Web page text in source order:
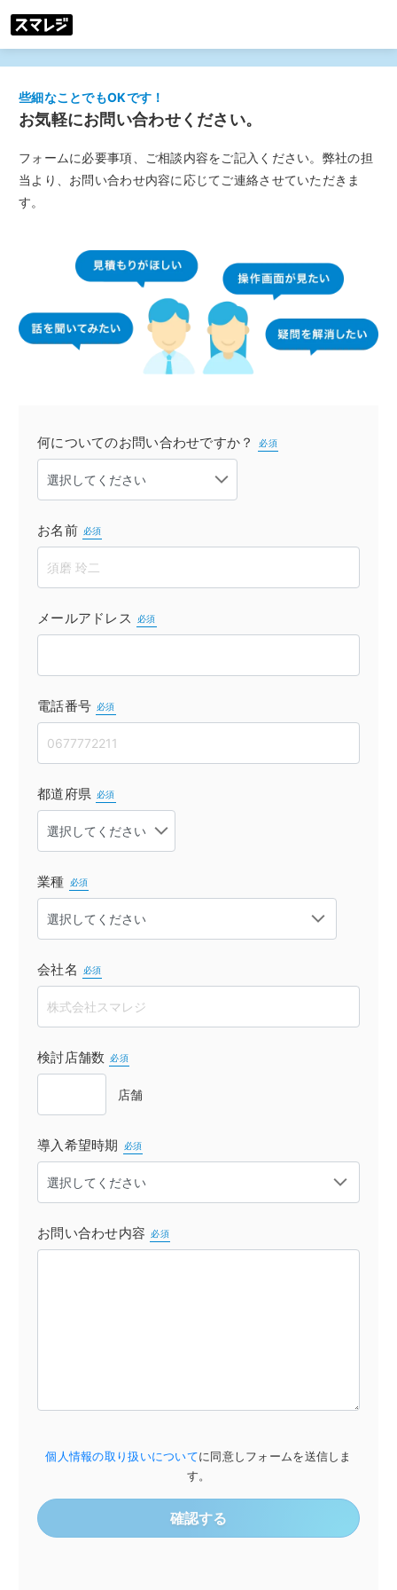
些細なことでもOKです！
お気軽にお問い合わせください。
フォームに必要事項、ご相談内容をご記入ください。弊社の担
当より、お問い合わせ内容に応じてご連絡させていただきま
す。
何についてのお問い合わせですか？ 必須
お名前 必須
メールアドレス 必須
電話番号 必須
都道府県 必須
業種 必須
会社名 必須
検討店舗数 必須
店舗
導入希望時期 必須
お問い合わせ内容 必須
個人情報の取り扱いについてに同意しフォームを送信しま
す。